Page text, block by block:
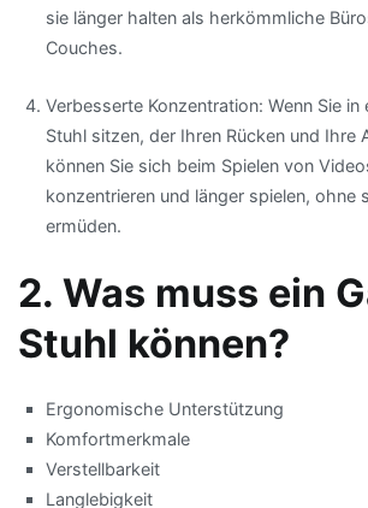
sie länger halten als herkömmliche
Couches.
Verbesserte Konzentration: Wenn Sie in
Stuhl sitzen, der Ihren Rücken und Ihre
können Sie sich beim Spielen von
konzentrieren und länger spielen, ohne
ermüden.
2. Was muss ein
Stuhl können?
Ergonomische Unterstützung
Komfortmerkmale
Verstellbarkeit
Langlebigkeit